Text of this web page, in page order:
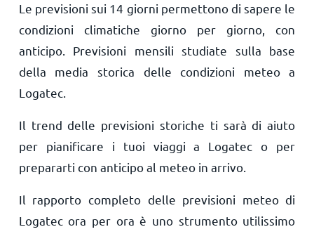
Le previsioni sui 14 giorni permettono di sapere le
condizioni climatiche giorno per giorno, con
anticipo. Previsioni mensili studiate sulla base
della media storica delle condizioni meteo a
Logatec.
Il trend delle previsioni storiche ti sarà di aiuto
per pianificare i tuoi viaggi a Logatec o per
prepararti con anticipo al meteo in arrivo.
Il rapporto completo delle previsioni meteo di
Logatec ora per ora è uno strumento utilissimo